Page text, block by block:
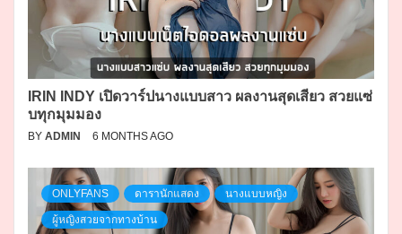
IRIN INDY เปิดวาร์ปนางแบบสาว ผลงานสุดเสียว สวยแซ่
บทุกมุมมอง
BY ADMIN 6 MONTHS AGO
ONLYFANS ดารานักแสดง นางแบบหญิง
ผู้หญิงสวยจากทางบ้าน